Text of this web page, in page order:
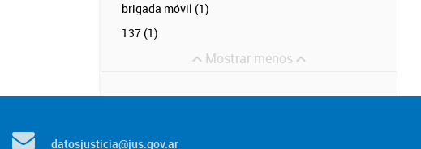
brigada móvil (1)
137 (1)
Mostrar menos
datosjusticia@jus.gov.ar